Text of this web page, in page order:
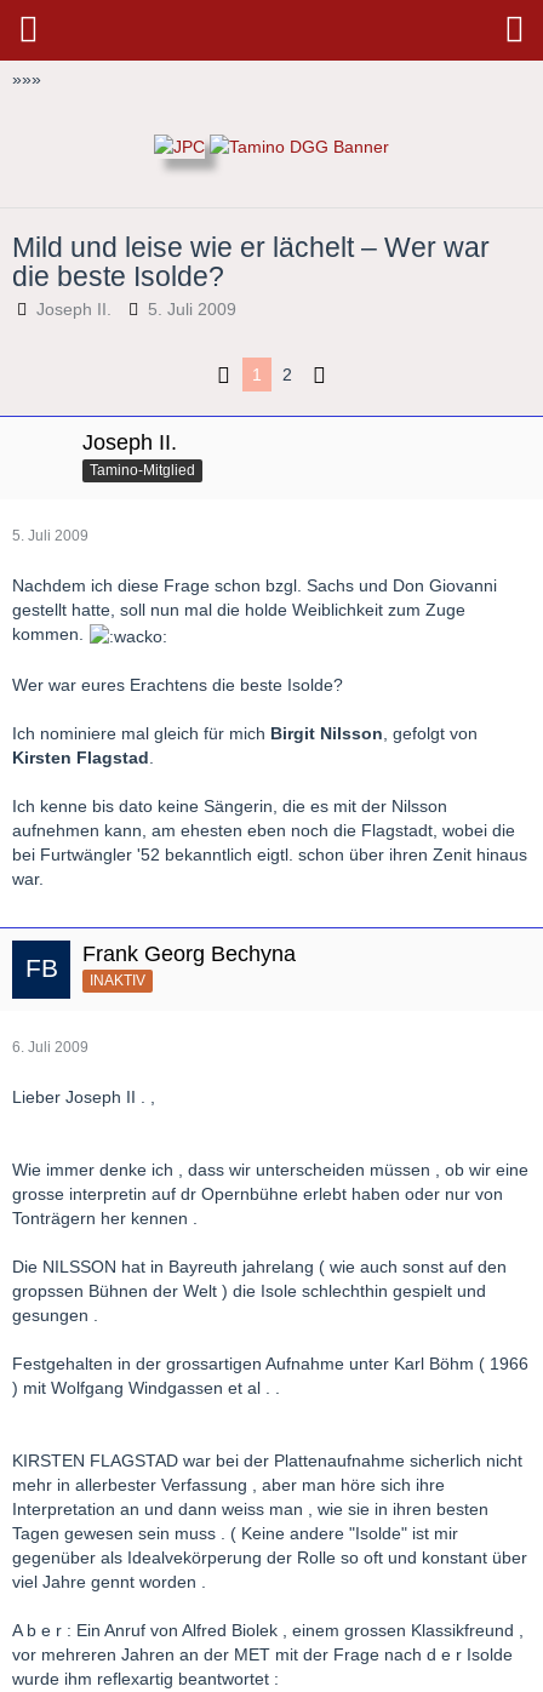
»»»
Mild und leise wie er lächelt – Wer war
die beste Isolde?
Joseph II. 5. Juli 2009
1 2
Joseph II.
Tamino-Mitglied
5. Juli 2009
Nachdem ich diese Frage schon bzgl. Sachs und Don Giovanni
gestellt hatte, soll nun mal die holde Weiblichkeit zum Zuge
kommen.
Wer war eures Erachtens die beste Isolde?
Ich nominiere mal gleich für mich Birgit Nilsson , gefolgt von
Kirsten Flagstad
Ich kenne bis dato keine Sängerin, die es mit der Nilsson
aufnehmen kann, am ehesten eben noch die Flagstadt, wobei die
bei Furtwängler '52 bekanntlich eigtl. schon über ihren Zenit hinaus
war.
Frank Georg Bechyna
INAKTIV
6. Juli 2009
Lieber Joseph II . ,
Wie immer denke ich , dass wir unterscheiden müssen , ob wir eine
grosse interpretin auf dr Opernbühne erlebt haben oder nur von
Tonträgern her kennen .
Die NILSSON hat in Bayreuth jahrelang ( wie auch sonst auf den
gropssen Bühnen der Welt ) die Isole schlechthin gespielt und
gesungen .
Festgehalten in der grossartigen Aufnahme unter Karl Böhm ( 1966
) mit Wolfgang Windgassen et al . .
KIRSTEN FLAGSTAD war bei der Plattenaufnahme sicherlich nicht
mehr in allerbester Verfassung , aber man höre sich ihre
Interpretation an und dann weiss man , wie sie in ihren besten
Tagen gewesen sein muss . ( Keine andere "Isolde" ist mir
gegenüber als Idealvekörperung der Rolle so oft und konstant über
viel Jahre gennt worden .
A b e r : Ein Anruf von Alfred Biolek , einem grossen Klassikfreund ,
vor mehreren Jahren an der MET mit der Frage nach d e r Isolde
wurde ihm reflexartig beantwortet :